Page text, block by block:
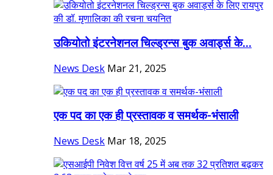
उकियोतो इंटरनेशनल चिल्ड्रन्स बुक अवार्ड्स के...
News Desk Mar 21, 2025
एक पद का एक ही प्रस्तावक व समर्थक-भंसाली
News Desk Mar 18, 2025